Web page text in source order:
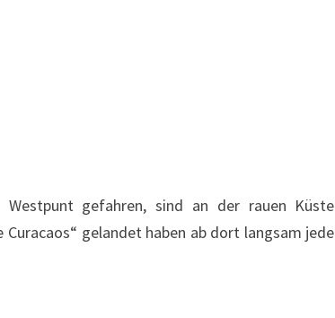
gefahren, sind an der rauen Küste
gelandet haben ab dort langsam jede